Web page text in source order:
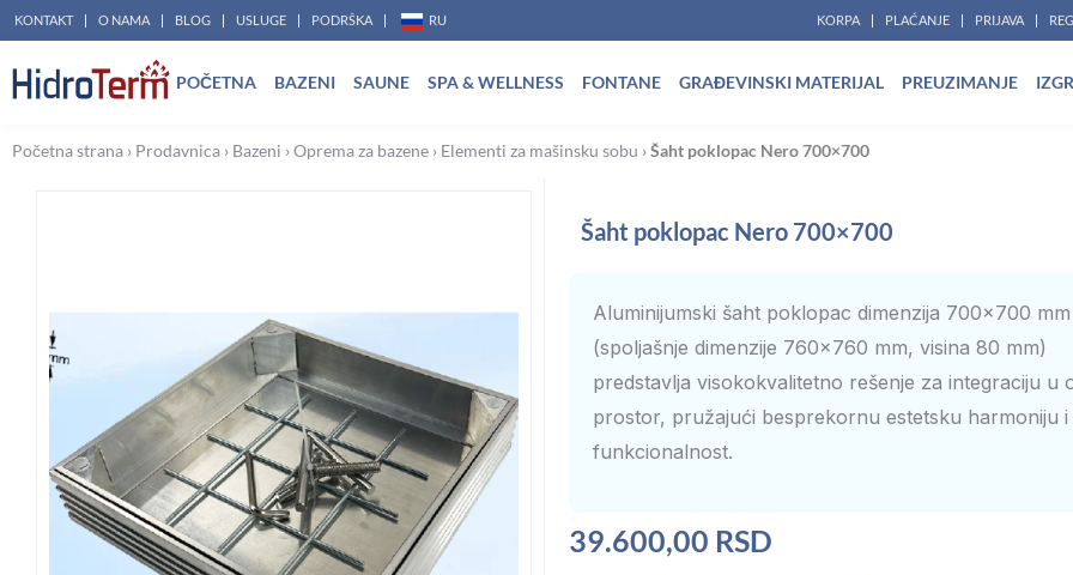
Pređi
sadržaj
KONTAKT O NAMA BLOG USLUGE PODRŠKA RU KORPA PLAĆANJE PRIJAVA
POČETNA BAZENI SAUNE SPA & WELLNESS FONTANE GRAĐEVINSKI MATERIJAL PREUZIMANJE
Početna strana › Prodavnica › Bazeni ›Oprema za bazene › Elementi za mašinsku sobu ›Šaht poklopac Nero 700×700
Šaht poklopac Nero 700×700
Aluminijumski šaht poklopac dimenzija 700×700 mm
(spoljašnje dimenzije 760×760 mm, visina 80 mm)
predstavlja visokokvalitetno rešenje za integraciju u
prostor, pružajući besprekornu estetsku harmoniju i
funkcionalnost.
39.600,00 RSD